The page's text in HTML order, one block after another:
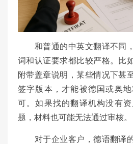
和普通的中英文翻译不同，
词和认证要求都比较严格。比
附带盖章说明，某些情况下甚
签字版本，才能被德国或奥
可。如果找的翻译机构没有
题，材料也可能无法通过审核。
对于企业客户，德语翻译